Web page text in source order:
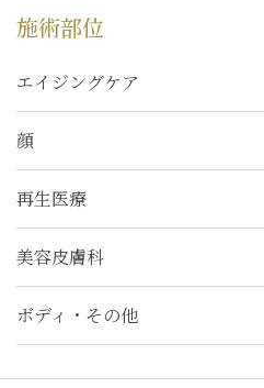
施術部位
エイジングケア
顔
再生医療
美容皮膚科
ボディ・その他